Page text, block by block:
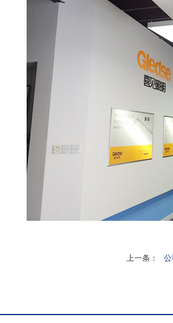
上一条：